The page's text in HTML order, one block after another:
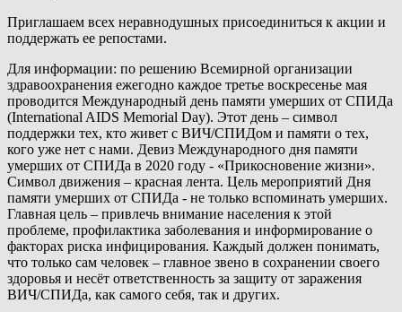
Приглашаем всех неравнодушных присоединиться к акции и
поддержать ее репостами.
Для информации: по решению Всемирной организации
здравоохранения ежегодно каждое третье воскресенье мая
проводится Международный день памяти умерших от СПИДа
(International AIDS Memorial Day). Этот день – символ
поддержки тех, кто живет с ВИЧ/СПИДом и памяти о тех,
кого уже нет с нами. Девиз Международного дня памяти
умерших от СПИДа в 2020 году - «Прикосновение жизни».
Символ движения – красная лента. Цель мероприятий Дня
памяти умерших от СПИДа - не только вспоминать умерших.
Главная цель – привлечь внимание населения к этой
проблеме, профилактика заболевания и информирование о
факторах риска инфицирования. Каждый должен понимать,
что только сам человек – главное звено в сохранении своего
здоровья и несёт ответственность за защиту от заражения
ВИЧ/СПИДа, как самого себя, так и других.